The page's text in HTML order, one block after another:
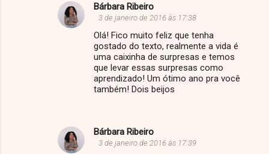
Bárbara Ribeiro
3 de janeiro de 2016 às 17:38
Olá! Fico muito feliz que tenha
gostado do texto, realmente a vida é
uma caixinha de surpresas e temos
que levar essas surpresas como
aprendizado! Um ótimo ano pra você
também! Dois beijos
Bárbara Ribeiro
3 de janeiro de 2016 às 17:39